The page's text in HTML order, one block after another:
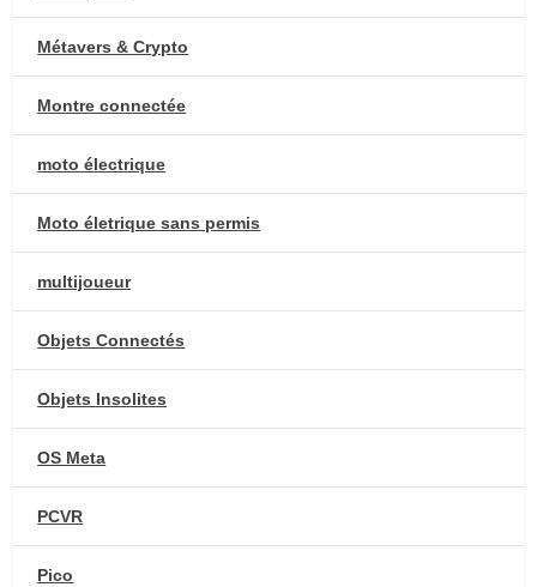
Métavers & Crypto
Montre connectée
moto électrique
Moto életrique sans permis
multijoueur
Objets Connectés
Objets Insolites
OS Meta
PCVR
Pico